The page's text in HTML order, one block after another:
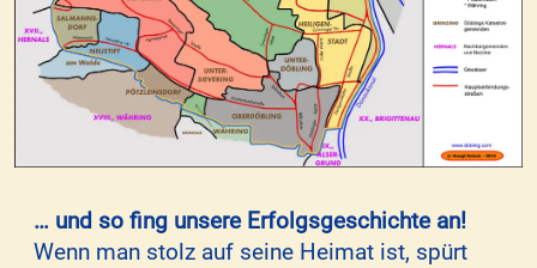
… und so fing unsere Erfolgsgeschichte an!
Wenn man stolz auf seine Heimat ist, spürt